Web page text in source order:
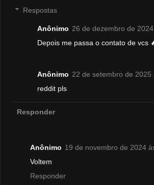
Respostas
Anônimo 26 de dezembro de
Depois me passa o contato de vcs
Anônimo 22 de setembro de 2025
reddit pls
Responder
Anônimo 19 de novembro de 2024
Voltem
Responder